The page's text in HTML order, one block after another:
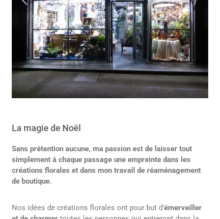
La magie de Noël
Sans prétention aucune, ma passion est de laisser tout
simplement à chaque passage une empreinte dans les
créations florales et dans mon travail de réaménagement
de boutique.
Nos idées de créations florales ont pour but d’émerveiller